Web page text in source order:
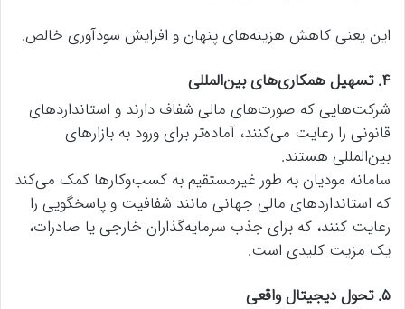
این یعنی کاهش هزینه‌های پنهان و افزایش سودآوری خالص.
۴. تسهیل همکاری‌های بین‌المللی
شرکت‌هایی که صورت‌های مالی شفاف دارند و استانداردهای
قانونی را رعایت می‌کنند، آماده‌تر برای ورود به بازارهای
بین‌المللی هستند.
سامانه مودیان به طور غیرمستقیم به کسب‌وکارها کمک می‌کند
که استانداردهای مالی جهانی مانند شفافیت و پاسخگویی را
رعایت کنند، که برای جذب سرمایه‌گذاران خارجی یا صادرات،
یک مزیت کلیدی است.
۵. تحول دیجیتال واقعی